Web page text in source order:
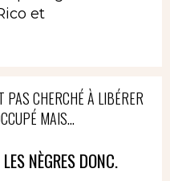
et
PAS CHERCHÉ À LIBÉRER
MAIS...
NÈGRES DONC.